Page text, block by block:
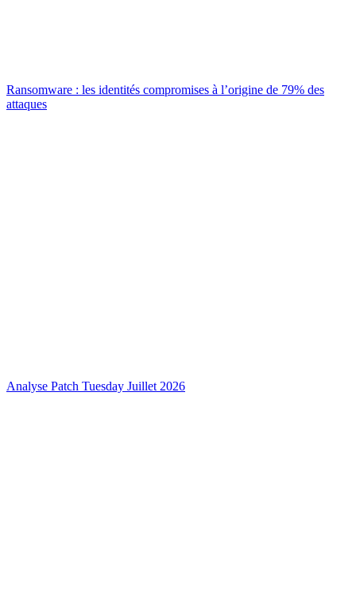
Ransomware : les identités compromises à l’origine de 79% des
attaques
Analyse Patch Tuesday Juillet 2026